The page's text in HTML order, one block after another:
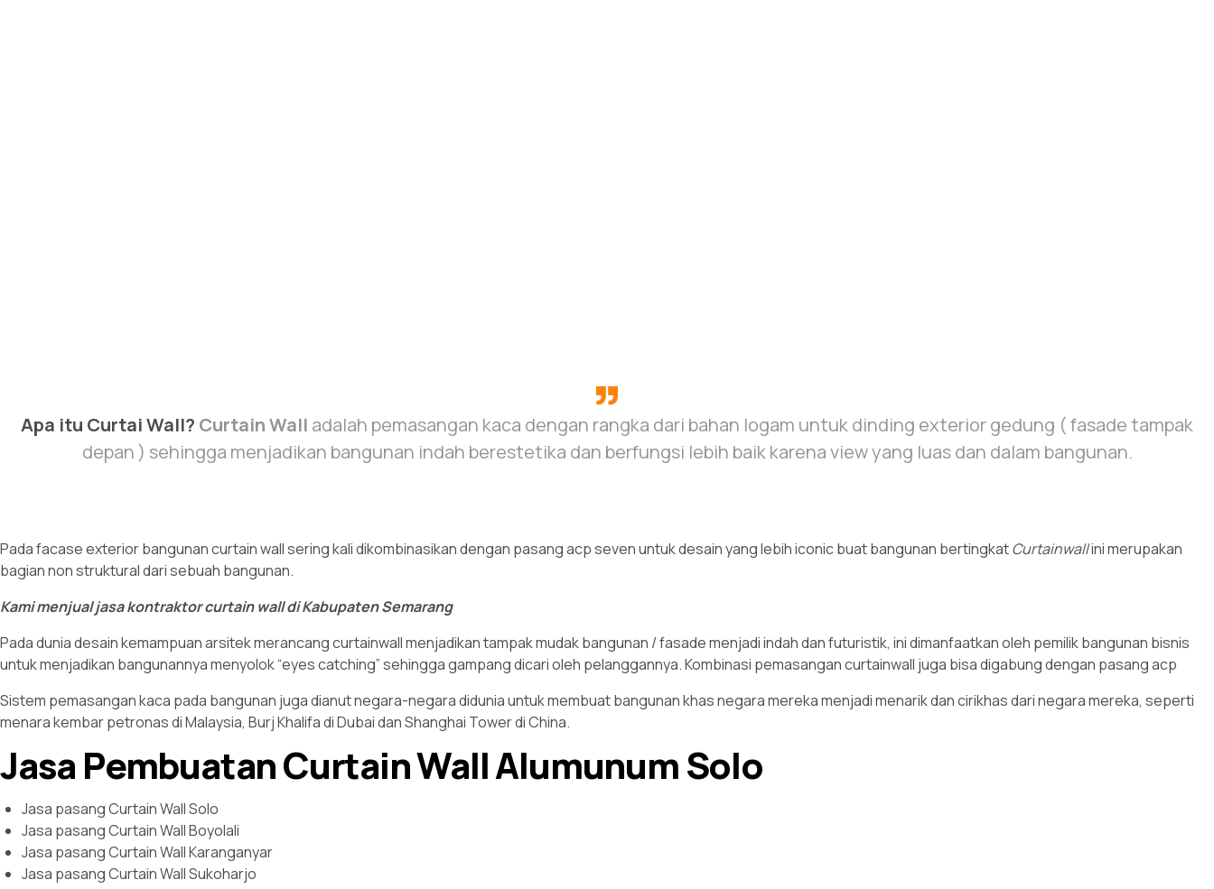
Apa itu Curtai Wall? Curtain Wall adalah pemasangan kaca dengan rangka dari bahan logam untuk dinding exterior gedung ( fasade tampak
depan ) sehingga menjadikan bangunan indah berestetika dan berfungsi lebih baik karena view yang luas dan dalam bangunan.
Pada facase exterior bangunan curtain wall sering kali dikombinasikan dengan pasang acp seven untuk desain yang lebih iconic buat bangunan bertingkatCurtainwallini merupakan
bagian non struktural dari sebuah bangunan.
Kami menjual jasa kontraktor curtain wall di Kabupaten Semarang
Pada dunia desain kemampuan arsitek merancang curtainwall menjadikan tampak mudak bangunan / fasade menjadi indah dan futuristik, ini dimanfaatkan oleh pemilik bangunan bisnis
untuk menjadikan bangunannya menyolok “eyes catching” sehingga gampang dicari oleh pelanggannya. Kombinasi pemasangan curtainwall juga bisa digabung dengan pasang acp
Sistem pemasangan kaca pada bangunan juga dianut negara-negara didunia untuk membuat bangunan khas negara mereka menjadi menarik dan cirikhas dari negara mereka, seperti
menara kembar petronas di Malaysia, Burj Khalifa di Dubai dan Shanghai Tower di China.
Jasa Pembuatan Curtain Wall Alumunum Solo
Jasa pasang Curtain Wall Solo
Jasa pasang Curtain Wall Boyolali
Jasa pasang Curtain Wall Karanganyar
Jasa pasang Curtain Wall Sukoharjo